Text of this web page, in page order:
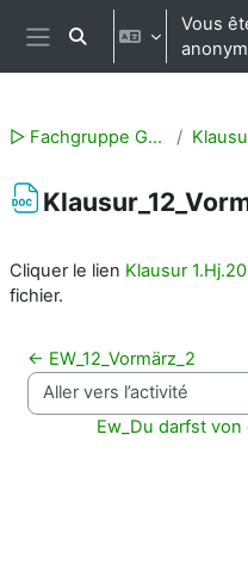
Passer au contenu principal
Panneau latéral
Activer/désactiver la
Vous
▻ Fachgruppe Geschichte
Cliquer le lien Klausur
fichier.
← EW_12_Vormärz_2
Aller vers l’activité
Ew_Du darfst